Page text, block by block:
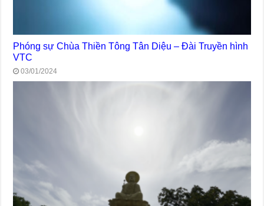
Phóng sự Chùa Thiền Tông Tân Diệu – Đài Truyền hình
VTC
03/01/2024